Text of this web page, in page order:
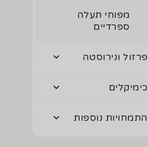
מפוחי תעלה
ספרדיים
פרזול ונירוסטה
כימיקלים
התמחויות נוספות